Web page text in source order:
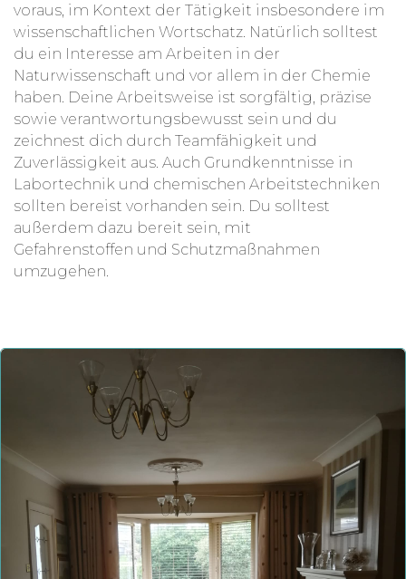
voraus, im Kontext der Tätigkeit insbesondere im
wissenschaftlichen Wortschatz. Natürlich solltest
du ein Interesse am Arbeiten in der
Naturwissenschaft und vor allem in der Chemie
haben. Deine Arbeitsweise ist sorgfältig, präzise
sowie verantwortungsbewusst sein und du
zeichnest dich durch Teamfähigkeit und
Zuverlässigkeit aus. Auch Grundkenntnisse in
Labortechnik und chemischen Arbeitstechniken
sollten bereist vorhanden sein. Du solltest
außerdem dazu bereit sein, mit
Gefahrenstoffen und Schutzmaßnahmen
umzugehen.